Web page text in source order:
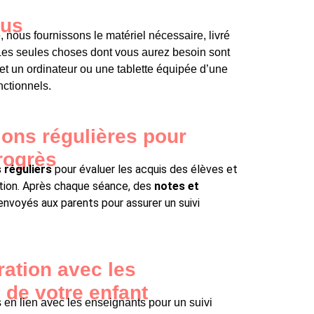
nous fournissons le matériel nécessaire, livré
seules choses dont vous aurez besoin sont
un ordinateur ou une tablette équipée d’une
régulières pour
régulierspour évaluer les acquis des élèves et
Après chaque séance, des notes et
aux parents pour assurer un suivi
avec les
votre enfant​
lien avec les enseignants pour un suivi